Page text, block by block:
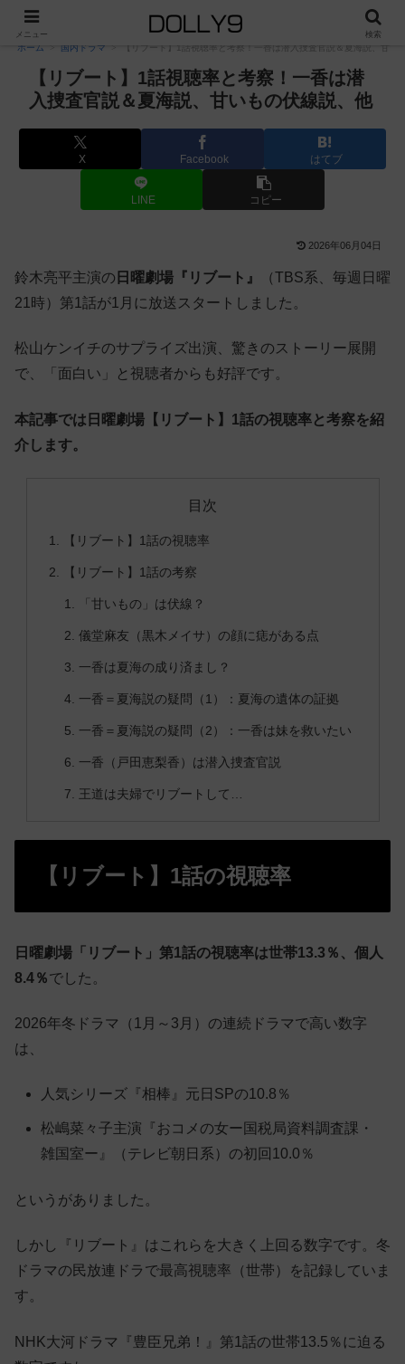
PR
ホーム 国内ドラマ 【リブート】1話視聴率と考察！一香は潜入捜査官説＆夏海説、甘い
【リブート】1話視聴率と考察！一香は潜
入捜査官説＆夏海説、甘いもの伏線説、他
X Facebook はてブ
LINE コピー
2026年06月04日
鈴木亮平主演の 日曜劇場『リブート』
（TBS系、毎週日曜
21時）第1話が1月に放送スタートしました。
松山ケンイチのサプライズ出演、驚きのストーリー展開
で、「面白い」と視聴者からも好評です。
本記事では日曜劇場【リブート】1話の視聴率と考察を紹
介します。
目次
【リブート】1話の視聴率
【リブート】1話の考察
「甘いもの」は伏線？
儀堂麻友（黒木メイサ）の顔に痣がある点
一香は夏海の成り済まし？
一香＝夏海説の疑問（1）：夏海の遺体の証拠
一香＝夏海説の疑問（2）：一香は妹を救いたい
一香（戸田恵梨香）は潜入捜査官説
王道は夫婦でリブートして…
【リブート】1話の視聴率
日曜劇場「リブート」第1話の視聴率は世帯13.3％、個人
8.4％でした。
2026年冬ドラマ（1月～3月）の連続ドラマで高い数字
は、
人気シリーズ『相棒』元日SPの10.8％
松嶋菜々子主演『おコメの女ー国税局資料調査課・
雑国室ー』（テレビ朝日系）の初回10.0％
というがありました。
しかし『リブート』はこれらを大きく上回る数字です。冬
ドラマの民放連ドラで最高視聴率（世帯）を記録していま
す。
NHK大河ドラマ『豊臣兄弟！』第1話の世帯13.5％に迫る
メニュー 検索